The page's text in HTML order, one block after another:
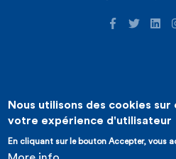
©2026 ICHEC |Création de
Nous utilisons des cookies
votre expérience d'utilisateur
En cliquant sur le bouton Accepter, vous